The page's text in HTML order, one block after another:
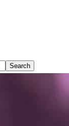
Search